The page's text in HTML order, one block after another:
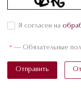
Я согласен на
* — Обязательные
Отправить